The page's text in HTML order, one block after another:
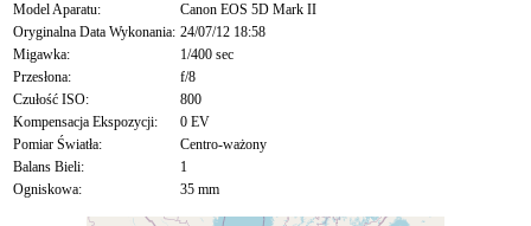
Model Aparatu:
Canon EOS 5D Mark II
Oryginalna Data Wykonania: 24/07/12 18:58
Migawka:
1/400 sec
Przesłona:
f/8
Czułość ISO:
800
Kompensacja Ekspozycji:
0 EV
Pomiar Światła:
Centro-ważony
Balans Bieli:
1
Ogniskowa:
35 mm